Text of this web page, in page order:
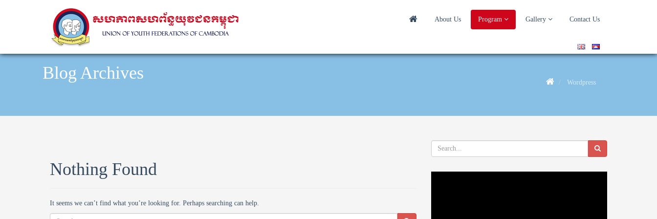
About Us Program Gallery Contact Us
Blog Archives Wordpress
Nothing Found
It seems we can’t find what you’re looking for. Perhaps searching can help.